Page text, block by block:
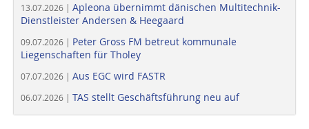
13.07.2026 | Apleona übernimmt dänischen Multitechnik-
Dienstleister Andersen & Heegaard
09.07.2026 | Peter Gross FM betreut kommunale
Liegenschaften für Tholey
07.07.2026 | Aus EGC wird FASTR
06.07.2026 | TAS stellt Geschäftsführung neu auf